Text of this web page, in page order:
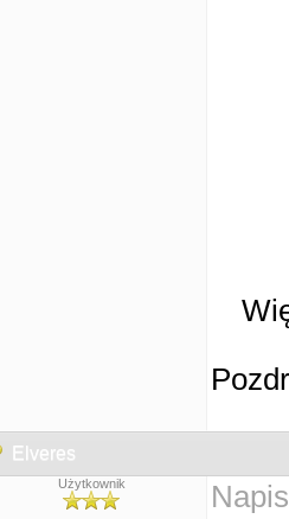
Elveres
Użytkownik